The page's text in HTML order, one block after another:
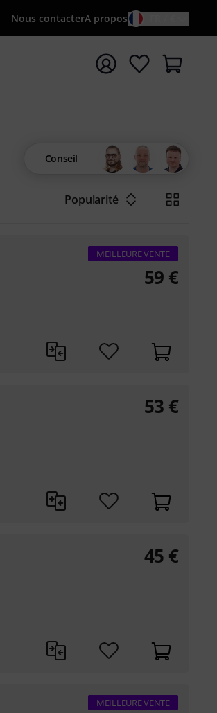
Nous contacterA propos
le terme de recherche
Conseil
Popularité
MEILLEURE VENTE
59 €
53 €
45 €
MEILLEURE VENTE